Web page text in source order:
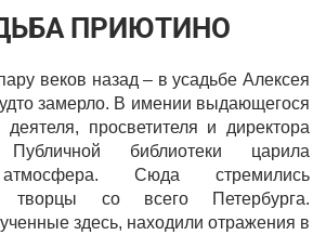
ПРИЮТИНО
веков назад – в усадьбе Алексея
замерло. В имении выдающегося
деятеля, просветителя и директора
Публичной библиотеки царила
атмосфера. Сюда стремились
творцы со всего Петербурга.
здесь, находили отражения в